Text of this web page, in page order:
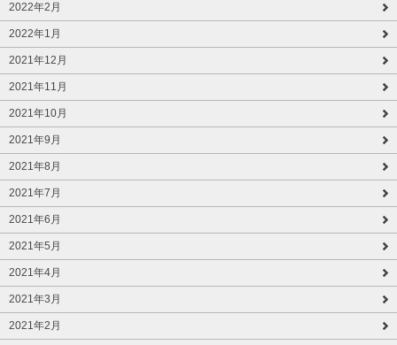
2022年2月
2022年1月
2021年12月
2021年11月
2021年10月
2021年9月
2021年8月
2021年7月
2021年6月
2021年5月
2021年4月
2021年3月
2021年2月